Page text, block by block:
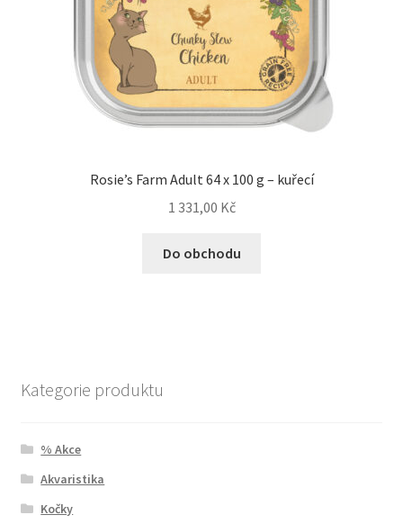
Rosie’s Farm Adult 64 x 100 g – kuřecí
1 331,00 Kč
Do obchodu
Kategorie produktu
% Akce
Akvaristika
Kočky